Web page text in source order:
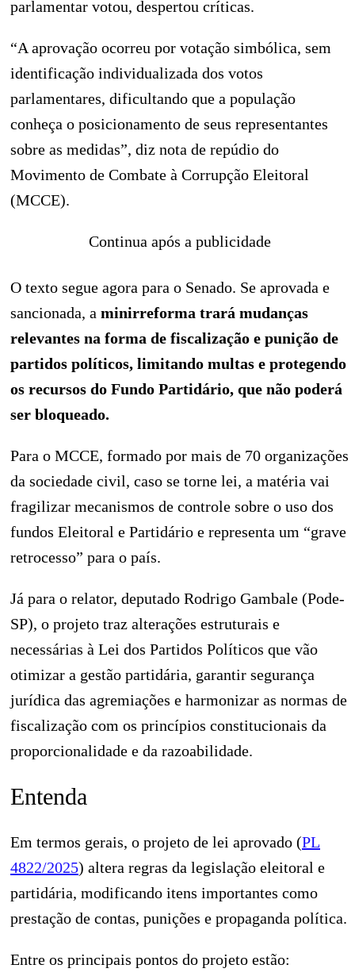
parlamentar votou, despertou críticas.
“A aprovação ocorreu por votação simbólica, sem
identificação individualizada dos votos
parlamentares, dificultando que a população
conheça o posicionamento de seus representantes
sobre as medidas”, diz nota de repúdio do
Movimento de Combate à Corrupção Eleitoral
(MCCE).
Continua após a publicidade
O texto segue agora para o Senado. Se aprovada e
sancionada, a minirreforma trará mudanças
relevantes na forma de fiscalização e punição de
partidos políticos, limitando multas e protegendo
os recursos do Fundo Partidário, que não poderá
ser bloqueado.
Para o MCCE, formado por mais de 70 organizações
da sociedade civil, caso se torne lei, a matéria vai
fragilizar mecanismos de controle sobre o uso dos
fundos Eleitoral e Partidário e representa um “grave
retrocesso” para o país.
Já para o relator, deputado Rodrigo Gambale (Pode-
SP), o projeto traz alterações estruturais e
necessárias à Lei dos Partidos Políticos que vão
otimizar a gestão partidária, garantir segurança
jurídica das agremiações e harmonizar as normas de
fiscalização com os princípios constitucionais da
proporcionalidade e da razoabilidade.
Entenda
Em termos gerais, o projeto de lei aprovado (PL
4822/2025) altera regras da legislação eleitoral e
partidária, modificando itens importantes como
prestação de contas, punições e propaganda política.
Entre os principais pontos do projeto estão: